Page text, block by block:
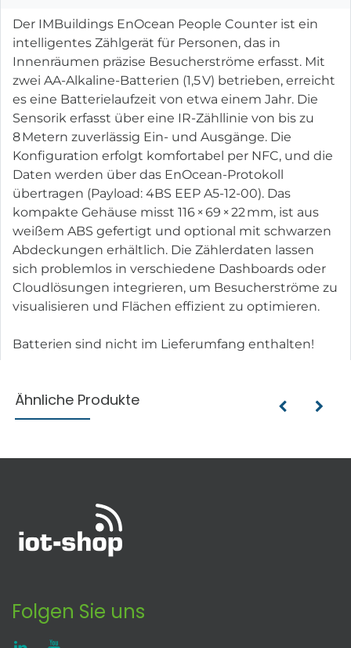
Der IMBuildings EnOcean People Counter ist ein
intelligentes Zählgerät für Personen, das in
Innenräumen präzise Besucherströme erfasst. Mit
zwei AA-Alkaline-Batterien (1,5 V) betrieben, erreicht
es eine Batterielaufzeit von etwa einem Jahr. Die
Sensorik erfasst über eine IR-Zähllinie von bis zu
8 Metern zuverlässig Ein- und Ausgänge. Die
Konfiguration erfolgt komfortabel per NFC, und die
Daten werden über das EnOcean-Protokoll
übertragen (Payload: 4BS EEP A5-12-00). Das
kompakte Gehäuse misst 116 × 69 × 22 mm, ist aus
weißem ABS gefertigt und optional mit schwarzen
Abdeckungen erhältlich. Die Zählerdaten lassen
sich problemlos in verschiedene Dashboards oder
Cloudlösungen integrieren, um Besucherströme zu
visualisieren und Flächen effizient zu optimieren.
Batterien sind nicht im Lieferumfang enthalten!
Ähnliche Produkte
Folgen Sie uns